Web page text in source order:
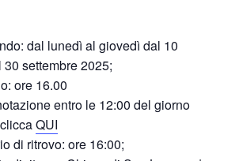
dal lunedì al giovedì dal 10
settembre 2025;
ore 16.00
entro le 12:00 del giorno
QUI
di ritrovo: ore 16:00;